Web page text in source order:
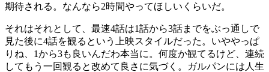
期待される。なんなら2時間やってほしいくらいだ。
それはそれとして、最速4話は1話から3話までをぶっ通しで
見た後に4話を観るという上映スタイルだった。いややっぱ
りね、1から3も良いんだわ本当に。何度か観てるけど、連続
してもう一回観ると改めて良さに気づく。ガルパンには人生